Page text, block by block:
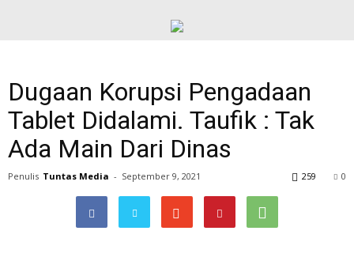
Dugaan Korupsi Pengadaan
Tablet Didalami. Taufik : Tak
Ada Main Dari Dinas
Penulis Tuntas Media - September 9, 2021 0
259